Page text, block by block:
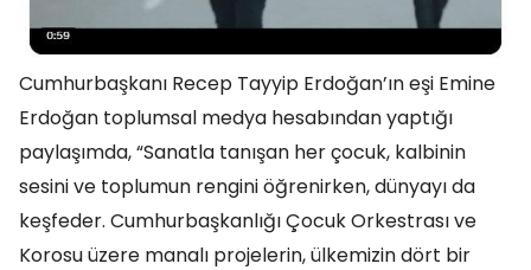
Cumhurbaşkanı Recep Tayyip Erdoğan’ın eşi Emine
Erdoğan toplumsal medya hesabından yaptığı
paylaşımda, “Sanatla tanışan her çocuk, kalbinin
sesini ve toplumun rengini öğrenirken, dünyayı da
keşfeder. Cumhurbaşkanlığı Çocuk Orkestrası ve
Korosu üzere manalı projelerin, ülkemizin dört bir